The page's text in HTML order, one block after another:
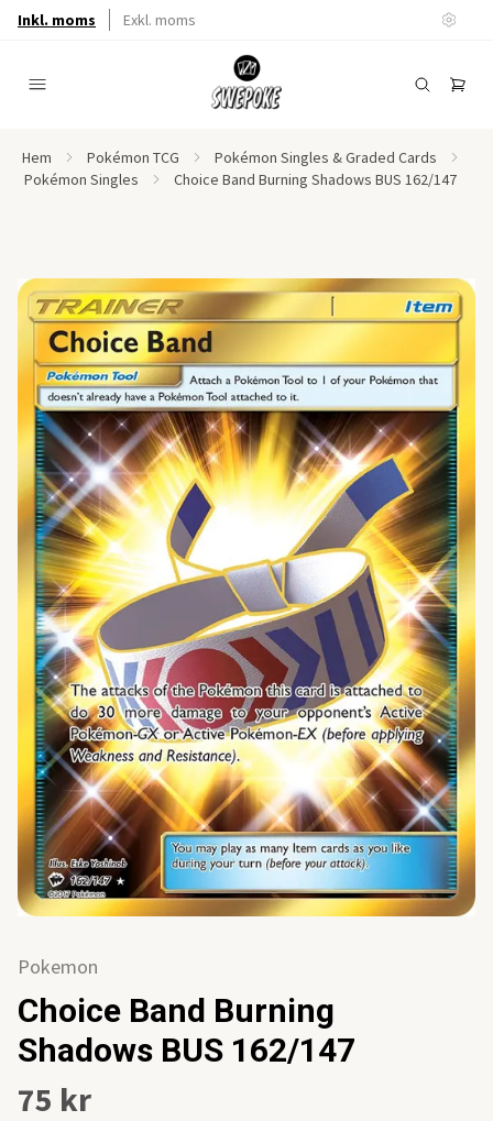
Inkl. moms Exkl. moms
Hem Pokémon TCG
Pokémon Singles & Graded Cards
Pokémon Singles
Choice Band Burning Shadows BUS 162/147
Pokemon
Choice Band Burning
Shadows BUS 162/147
75 kr